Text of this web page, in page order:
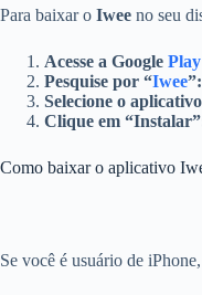
Para baixar o Iwee no seu
Acesse a Google
Pesquise por “Iwee”:
Selecione o
Clique em
Como baixar o aplicativo
Se você é usuário de